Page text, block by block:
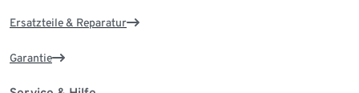
Ersatzteile & Reparatur
Garantie